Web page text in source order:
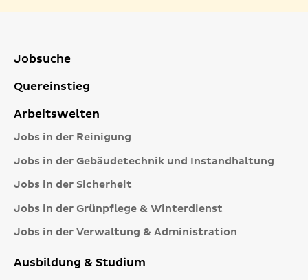
Jobsuche
Quereinstieg
Arbeitswelten
Jobs in der Reinigung
Jobs in der Gebäudetechnik und Instandhaltung
Jobs in der Sicherheit
Jobs in der Grünpflege & Winterdienst
Jobs in der Verwaltung & Administration
Ausbildung & Studium